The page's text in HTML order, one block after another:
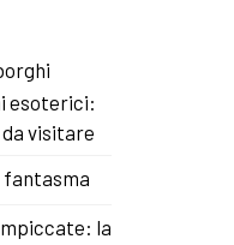
esoterici:
visitare
fantasma
la